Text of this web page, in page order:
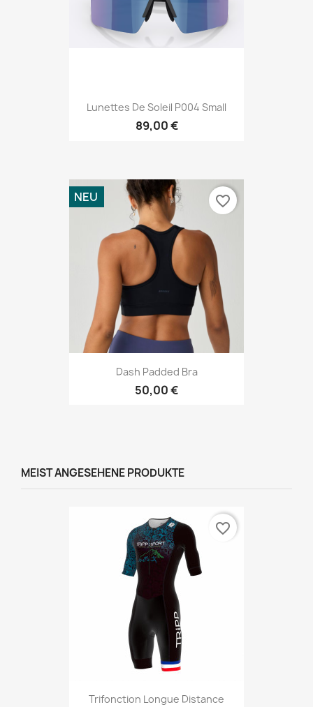
Lunettes De Soleil P004 Small
89,00 €
Dash Padded Bra
50,00 €
NEU favorite_border
MEIST ANGESEHENE PRODUKTE
Trifonction Longue Distance
favorite_border